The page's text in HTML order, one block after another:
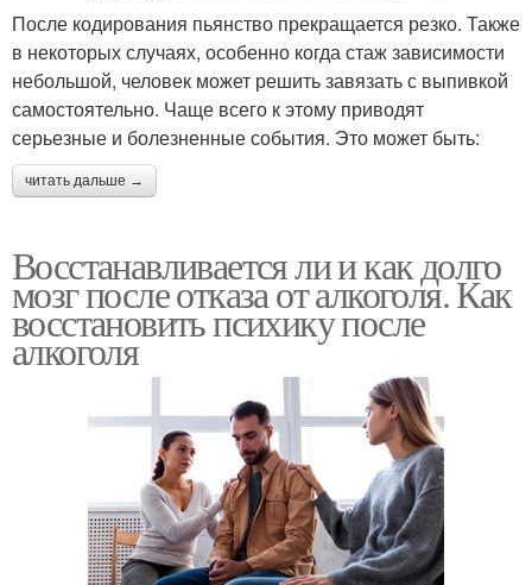
После кодирования пьянство прекращается резко. Также
в некоторых случаях, особенно когда стаж зависимости
небольшой, человек может решить завязать с выпивкой
самостоятельно. Чаще всего к этому приводят
серьезные и болезненные события. Это может быть:
читать дальше →
Восстанавливается ли и как долго
мозг после отказа от алкоголя. Как
восстановить психику после
алкоголя